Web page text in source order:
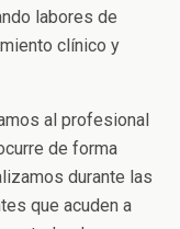
labores de
clínico y
al profesional
de forma
durante las
que acuden a